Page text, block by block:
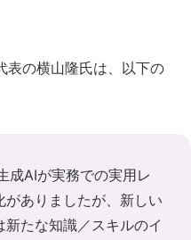
の横山隆氏は、以下の
成AIが実務での実用レ
ありましたが、新しい
たな知識／スキルのイ